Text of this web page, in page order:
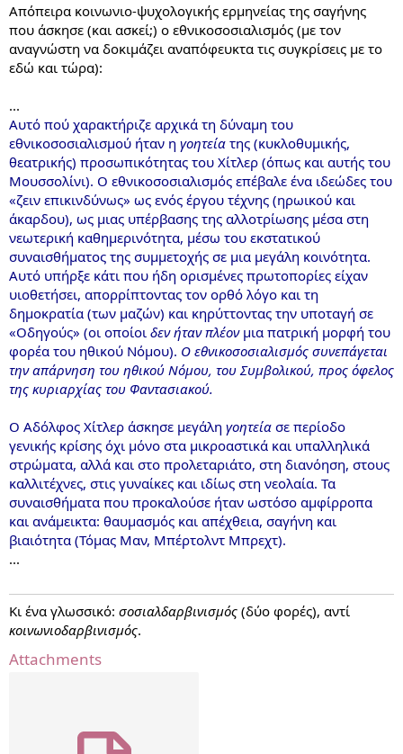
Απόπειρα κοινωνιο-ψυχολογικής ερμηνείας της σαγήνης
που άσκησε (και ασκεί;) ο εθνικοσοσιαλισμός (με τον
αναγνώστη να δοκιμάζει αναπόφευκτα τις συγκρίσεις με το
εδώ και τώρα):
...
Αυτό πού χαρακτήριζε αρχικά τη δύναμη του
εθνικοσοσιαλισμού ήταν η γοητεία της (κυκλοθυμικής,
θεατρικής) προσωπικότητας του Χίτλερ (όπως και αυτής του
Μουσσολίνι). Ο εθνικοσοσιαλισμός επέβαλε ένα ιδεώδες του
«ζειν επικινδύνως» ως ενός έργου τέχνης (ηρωικού και
άκαρδου), ως μιας υπέρβασης της αλλοτρίωσης μέσα στη
νεωτερική καθημερινότητα, μέσω του εκστατικού
συναισθήματος της συμμετοχής σε μια μεγάλη κοινότητα.
Αυτό υπήρξε κάτι που ήδη ορισμένες πρωτοπορίες είχαν
υιοθετήσει, απορρίπτοντας τον ορθό λόγο και τη
δημοκρατία (των μαζών) και κηρύττοντας την υποταγή σε
«Οδηγούς» (οι οποίοι δεν ήταν πλέον μια πατρική μορφή του
φορέα του ηθικού Νόμου). Ο εθνικοσοσιαλισμός συνεπάγεται
την απάρνηση του ηθικού Νόμου, του Συμβολικού, προς όφελος
της κυριαρχίας του Φαντασιακού.
Ο Αδόλφος Χίτλερ άσκησε μεγάλη γοητεία σε περίοδο
γενικής κρίσης όχι μόνο στα μικροαστικά και υπαλληλικά
στρώματα, αλλά και στο προλεταριάτο, στη διανόηση, στους
καλλιτέχνες, στις γυναίκες και ιδίως στη νεολαία. Τα
συναισθήματα που προκαλούσε ήταν ωστόσο αμφίρροπα
και ανάμεικτα: θαυμασμός και απέχθεια, σαγήνη και
βιαιότητα (Τόμας Μαν, Μπέρτολντ Μπρεχτ).
...
Κι ένα γλωσσικό: σοσιαλδαρβινισμός (δύο φορές), αντί
κοινωνιοδαρβινισμός.
Attachments